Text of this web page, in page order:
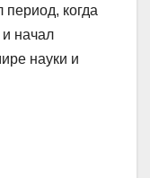
когда
начал
науки и